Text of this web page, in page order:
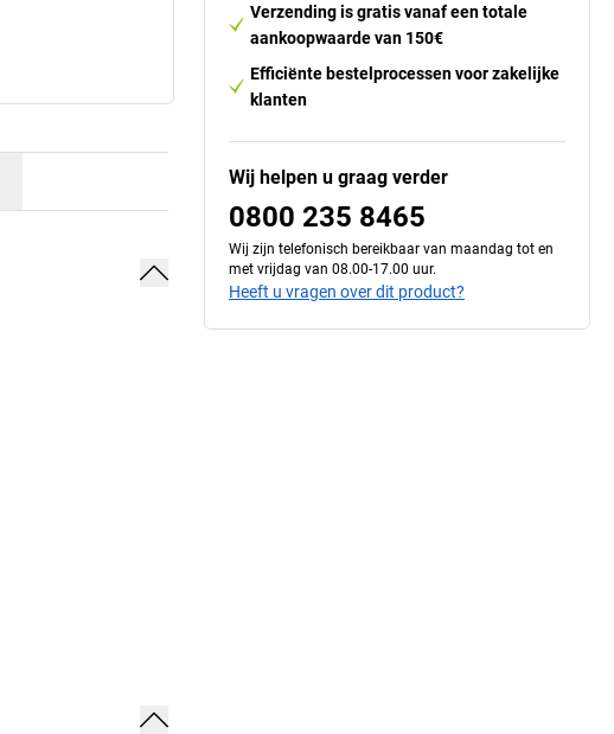
Verzending is gratis vanaf een totale
aankoopwaarde van 150€
Efficiënte bestelprocessen voor zakelijke
klanten
Wij helpen u graag verder
0800 235 8465
Wij zijn telefonisch bereikbaar van maandag tot en
met vrijdag van 08.00-17.00 uur.
Heeft u vragen over dit product?